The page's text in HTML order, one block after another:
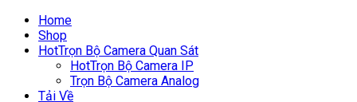
Home
Shop
HotTrọn Bộ Camera Quan Sát
HotTrọn Bộ Camera IP
Trọn Bộ Camera Analog
Tải Về